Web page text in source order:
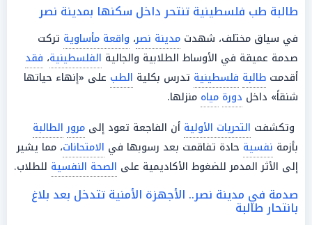
طالبة طب فلسطينية تنتحر داخل سكنها بمدينة نصر
في سياق مختلف، شهدت مدينة نصر، واقعة مأساوية تركت
صدمة عميقة في الأوساط الطلابية والجالية الفلسطينية، فقد
أقدمت طالبة فلسطينية تدرس بكلية الطب على «إنهاء حياتها
شنقاً» داخل دورة مياه منزلها.
وتكشفت التحريات الأولية أن الفاجعة تعود إلى مرور الطالبة
بأزمة نفسية حادة تفاقمت بعد رسوبها في الامتحانات، مما يشير
إلى الأثر المدمر للضغوط الأكاديمية على الصحة النفسية للطلاب.
صدمة في مدينة نصر.. الأجهزة الأمنية تتدخل بعد بلاغ
بانتحار طالبة